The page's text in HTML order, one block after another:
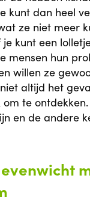
kunt dan heel
ze niet meer
kunt een
mensen hun
willen ze
altijd het
te
en de andere